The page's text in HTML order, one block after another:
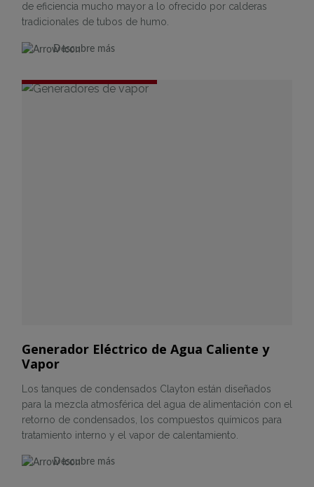
de eficiencia mucho mayor a lo ofrecido por calderas
tradicionales de tubos de humo.
Descubre más
Generador Eléctrico de Agua Caliente y
Vapor
Los tanques de condensados Clayton están diseñados
para la mezcla atmosférica del agua de alimentación con el
retorno de condensados, los compuestos químicos para
tratamiento interno y el vapor de calentamiento.
Descubre más